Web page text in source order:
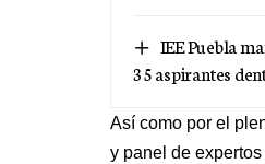
IEE Puebla
35 aspirantes
Así como por el
y panel de